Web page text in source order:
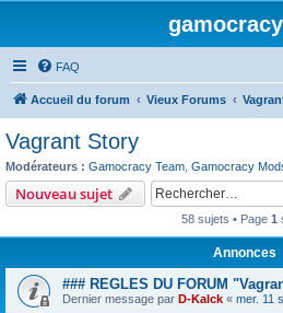
FAQ
Accueil du forum Vieux Forums
Vagrant Story
Modérateurs : Gamocracy Team Gamocracy
Nouveau sujet
58 sujets • Page 1
Annonces
### REGLES DU FORUM
Dernier message par D-Kalck « mer. 11